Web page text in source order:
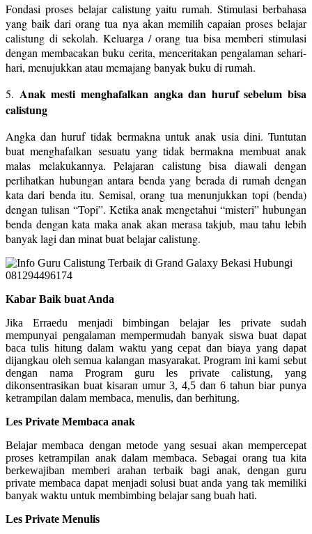
Fondasi proses belajar calistung yaitu rumah. Stimulasi berbahasa
yang baik dari orang tua nya akan memilih capaian proses belajar
calistung di sekolah. Keluarga / orang tua bisa memberi stimulasi
dengan membacakan buku cerita, menceritakan pengalaman sehari-
hari, menujukkan atau memajang banyak buku di rumah.
5. Anak mesti menghafalkan angka dan huruf sebelum bisa
calistung
Angka dan huruf tidak bermakna untuk anak usia dini. Tuntutan
buat menghafalkan sesuatu yang tidak bermakna membuat anak
malas melakukannya. Pelajaran calistung bisa diawali dengan
perlihatkan hubungan antara benda yang berada di rumah dengan
kata dari benda itu. Semisal, orang tua menunjukkan topi (benda)
dengan tulisan “Topi”. Ketika anak mengetahui “misteri” hubungan
benda dengan kata maka anak akan merasa takjub, mau tahu lebih
banyak lagi dan minat buat belajar calistung.
Kabar Baik buat Anda
Jika Erraedu menjadi bimbingan belajar les private sudah
mempunyai pengalaman mempermudah banyak siswa buat dapat
baca tulis hitung dalam waktu yang cepat dan biaya yang dapat
dijangkau oleh semua kalangan masyarakat. Program ini kami sebut
dengan nama Program guru les private calistung, yang
dikonsentrasikan buat kisaran umur 3, 4,5 dan 6 tahun biar punya
ketrampilan dalam membaca, menulis, dan berhitung.
Les Private Membaca anak
Belajar membaca dengan metode yang sesuai akan mempercepat
proses ketrampilan anak dalam membaca. Sebagai orang tua kita
berkewajiban memberi arahan terbaik bagi anak, dengan guru
private membaca dapat menjadi solusi buat anda yang tak memiliki
banyak waktu untuk membimbing belajar sang buah hati.
Les Private Menulis